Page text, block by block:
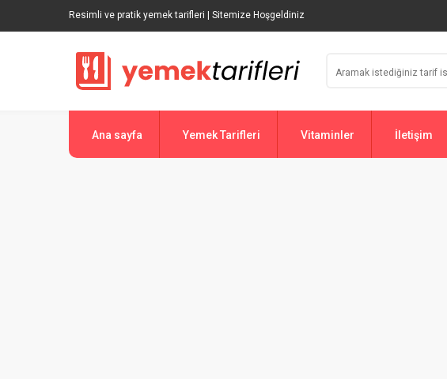
Resimli ve pratik yemek tarifleri | Sitemize Hoşgeldiniz
Ana sayfa Yemek Tarifleri Vitaminler İletişim